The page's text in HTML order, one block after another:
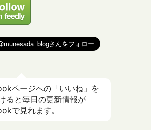
ページへの「いいね」を
ると毎日の更新情報が
で見れます。